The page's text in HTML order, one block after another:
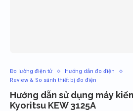
Đo lường điện tử
Hướng dẫn đo điện
Review & So sánh thiết bị đo điện
Hướng dẫn sử dụng máy
Kyoritsu KEW 3125A